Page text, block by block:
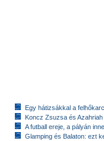
Egy hátizsákkal a
Koncz Zsuzsa és
A futball ereje, a pályán
Glamping és Balaton: ezt